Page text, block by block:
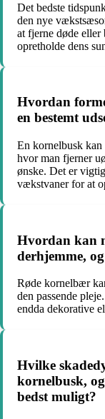
Det bedste
den nye
at fjerne døde eller
opretholde dens
Hvordan
en bestemt
En kornelbusk
hvor man fjerner
ønske. Det er
vækstvaner for at
Hvordan kan
derhjemme,
Røde kornelbær
den passende
endda dekorative
Hvilke
kornelbusk,
bedst muligt?